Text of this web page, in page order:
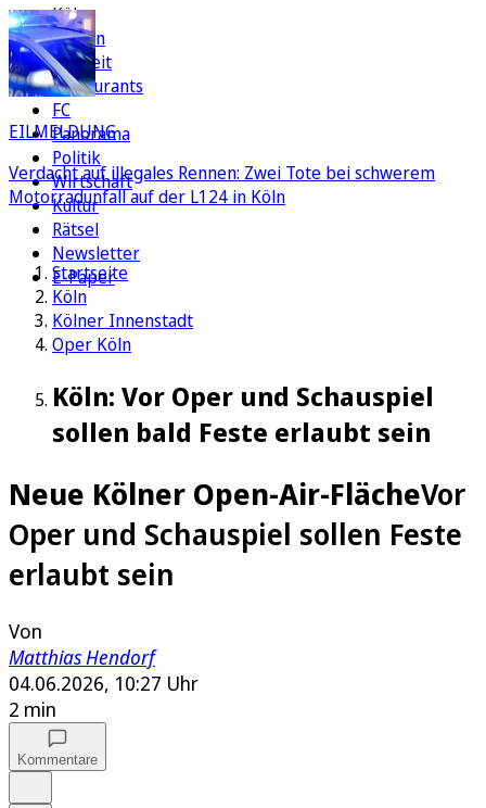
Köln
Region
Freizeit
Restaurants
FC
Panorama
Politik
Wirtschaft
Kultur
Rätsel
Newsletter
E-Paper
EILMELDUNG
Verdacht auf illegales Rennen: Zwei Tote bei schwerem
Motorradunfall auf der L124 in Köln
Startseite
Köln
Kölner Innenstadt
Oper Köln
Köln: Vor Oper und Schauspiel
sollen bald Feste erlaubt sein
Neue Kölner Open-Air-FlächeVor
Oper und Schauspiel sollen Feste
erlaubt sein
Von
Matthias Hendorf
04.06.2026, 10:27 Uhr
2 min
Kommentare